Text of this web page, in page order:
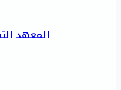
المعهد